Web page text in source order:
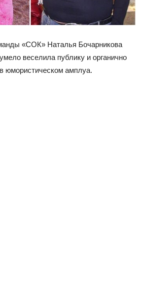
«СОК» Наталья Бочарникова
веселила публику и органично
юмористическом амплуа.